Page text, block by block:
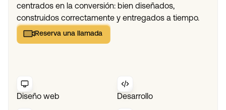
centrados en la conversión: bien diseñados,
construidos correctamente y entregados a tiempo.
Reserva una llamada
Reserva una llamada
Diseño web Desarrollo